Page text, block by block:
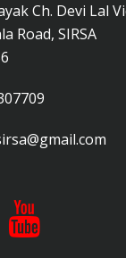
Ch. Devi Lal
Road, SIRSA